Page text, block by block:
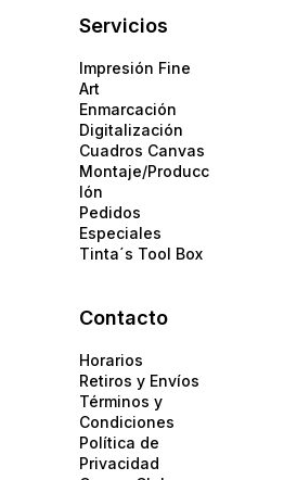
Servicios
Impresión Fine
Art
Enmarcación
Digitalización
Cuadros Canvas
Montaje/Producc
Ión
Pedidos
Especiales
Tinta´s Tool Box
Contacto
Horarios
Retiros y Envíos
Términos y
Condiciones
Política de
Privacidad​​